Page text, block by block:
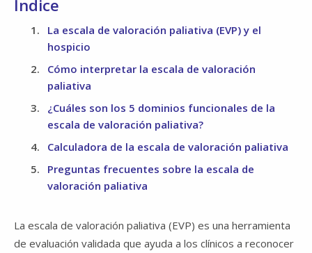
Índice
La escala de valoración paliativa (EVP) y el
hospicio
Cómo interpretar la escala de valoración
paliativa
¿Cuáles son los 5 dominios funcionales de la ​​​​​​​
escala de valoración paliativa?
Calculadora de la escala de valoración paliativa
Preguntas frecuentes sobre la escala de
valoración paliativa
La escala de valoración paliativa (EVP) es una herramienta
de evaluación validada que ayuda a los clínicos a reconocer